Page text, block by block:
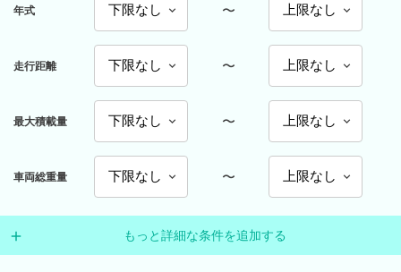
年式 〜
走行距離 〜
最大積載量 〜
車両総重量 〜
もっと詳細な条件を追加する